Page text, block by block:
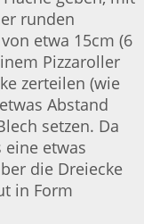
runden
etwa 15cm (6
Pizzaroller
zerteilen (wie
Abstand
setzen. Da
eine etwas
die Dreiecke
in Form